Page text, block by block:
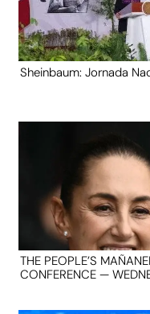
Sheinbaum: Jornada
THE PEOPLE’S
CONFERENCE —